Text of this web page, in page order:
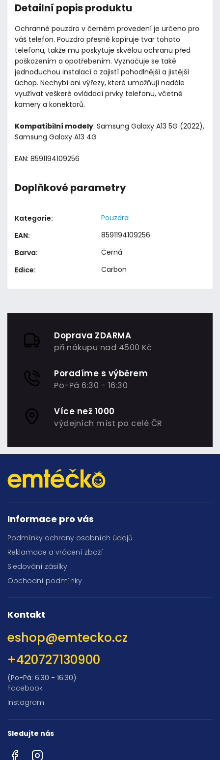
Detailní popis produktu
Ochranné pouzdro v černém provedení je určeno pro
váš telefon. Pouzdro přesně kopíruje tvar tohoto
telefonu, takže mu poskytuje skvělou ochranu před
poškozením a opotřebením. Vyznačuje se také
jednoduchou instalací a zajistí pohodlnější a jistější
úchop. Nechybí ani výřezy, které umožňují nadále
využívat veškeré ovládací prvky telefonu, včetně
kamery a konektorů.
Kompatibilní modely: Samsung Galaxy A13 5G (2022),
Samsung Galaxy A13 4G
EAN: 8591194109256
Doplňkové parametry
Kategorie:
Pouzdra
EAN:
8591194109256
Barva:
Černá
Edice: Carbon
Doprava ZDARMA
při nákupu nad 4500 Kč
Poradíme s výběrem
Po-Pá 6:30 - 16:30
Více než 1000
výdejních míst po celé ČR
Informace pro vás
Podmínky ochrany osobních údajů
Reklamace a vrácení zboží
Sledování zásilky
Obchodní podmínky
Kontakt
eshop@emtecko.cz
+420727130900
(Po-Pá: 6:30 - 16:30)
Facebook
Instagram
Sledujte nás
FacebookInstagram